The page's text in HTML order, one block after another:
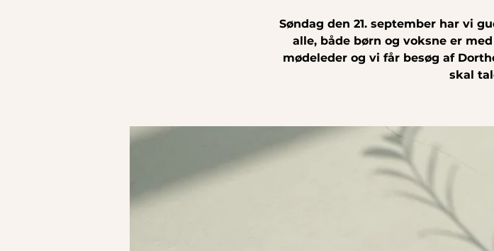
Søndag den 21. september har vi
alle, både børn og voksne er
mødeleder og vi får besøg af
skal